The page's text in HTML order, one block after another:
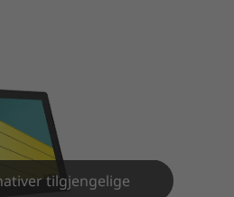
tilgjengelige